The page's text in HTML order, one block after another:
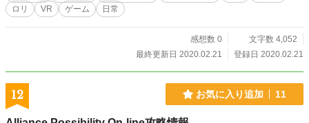
ロリ
VR ゲーム 日常
感想数 0
文字数 4,052
最終更新日 2020.02.21
登録日 2020.02.21
12 お気に入り追加 11